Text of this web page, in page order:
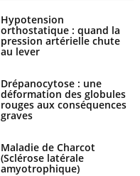
Hypotension
orthostatique : quand la
pression artérielle chute
au lever
Drépanocytose : une
déformation des globules
rouges aux conséquences
graves
Maladie de Charcot
(Sclérose latérale
amyotrophique)